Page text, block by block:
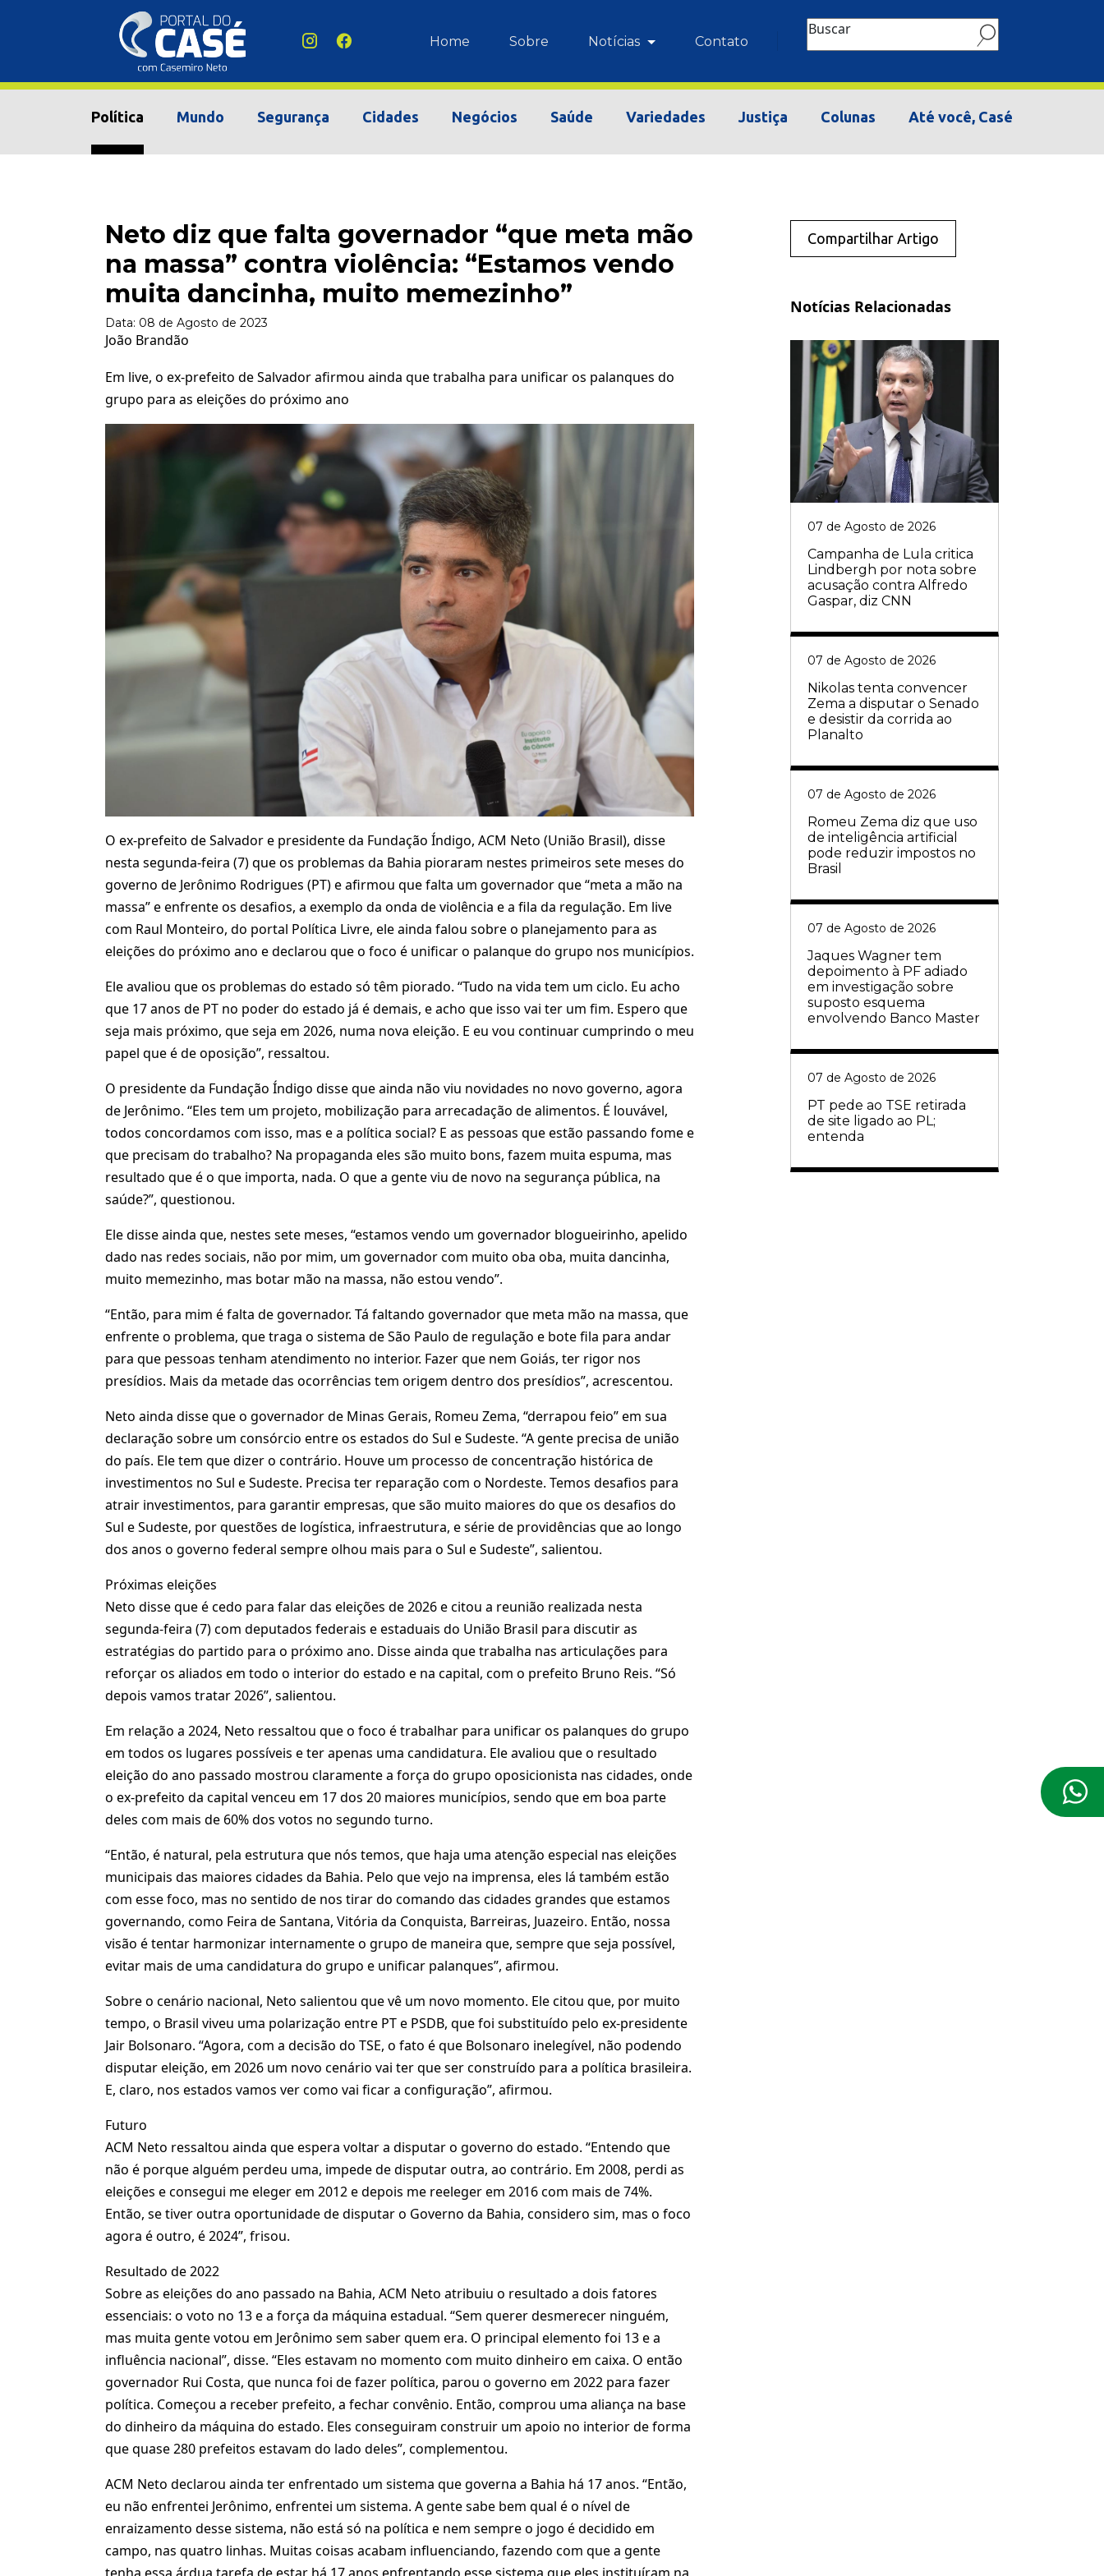
Home Sobre Notícias Contato
Buscar
Política Mundo Segurança Cidades Negócios Saúde Variedades Justiça Colunas Até você, Casé
Neto diz que falta governador “que meta mão
na massa” contra violência: “Estamos vendo
muita dancinha, muito memezinho”
Data: 08 de Agosto de 2023
João Brandão
Em live, o ex-prefeito de Salvador afirmou ainda que trabalha para unificar os palanques do
grupo para as eleições do próximo ano
O ex-prefeito de Salvador e presidente da Fundação Índigo, ACM Neto (União Brasil), disse
nesta segunda-feira (7) que os problemas da Bahia pioraram nestes primeiros sete meses do
governo de Jerônimo Rodrigues (PT) e afirmou que falta um governador que “meta a mão na
massa” e enfrente os desafios, a exemplo da onda de violência e a fila da regulação. Em live
com Raul Monteiro, do portal Política Livre, ele ainda falou sobre o planejamento para as
eleições do próximo ano e declarou que o foco é unificar o palanque do grupo nos municípios.
Ele avaliou que os problemas do estado só têm piorado. “Tudo na vida tem um ciclo. Eu acho
que 17 anos de PT no poder do estado já é demais, e acho que isso vai ter um fim. Espero que
seja mais próximo, que seja em 2026, numa nova eleição. E eu vou continuar cumprindo o meu
papel que é de oposição”, ressaltou.
O presidente da Fundação Índigo disse que ainda não viu novidades no novo governo, agora
de Jerônimo. “Eles tem um projeto, mobilização para arrecadação de alimentos. É louvável,
todos concordamos com isso, mas e a política social? E as pessoas que estão passando fome e
que precisam do trabalho? Na propaganda eles são muito bons, fazem muita espuma, mas
resultado que é o que importa, nada. O que a gente viu de novo na segurança pública, na
saúde?”, questionou.
Ele disse ainda que, nestes sete meses, “estamos vendo um governador blogueirinho, apelido
dado nas redes sociais, não por mim, um governador com muito oba oba, muita dancinha,
muito memezinho, mas botar mão na massa, não estou vendo”.
“Então, para mim é falta de governador. Tá faltando governador que meta mão na massa, que
enfrente o problema, que traga o sistema de São Paulo de regulação e bote fila para andar
para que pessoas tenham atendimento no interior. Fazer que nem Goiás, ter rigor nos
presídios. Mais da metade das ocorrências tem origem dentro dos presídios”, acrescentou.
Neto ainda disse que o governador de Minas Gerais, Romeu Zema, “derrapou feio” em sua
declaração sobre um consórcio entre os estados do Sul e Sudeste. “A gente precisa de união
do país. Ele tem que dizer o contrário. Houve um processo de concentração histórica de
investimentos no Sul e Sudeste. Precisa ter reparação com o Nordeste. Temos desafios para
atrair investimentos, para garantir empresas, que são muito maiores do que os desafios do
Sul e Sudeste, por questões de logística, infraestrutura, e série de providências que ao longo
dos anos o governo federal sempre olhou mais para o Sul e Sudeste”, salientou.
Próximas eleições
Neto disse que é cedo para falar das eleições de 2026 e citou a reunião realizada nesta
segunda-feira (7) com deputados federais e estaduais do União Brasil para discutir as
estratégias do partido para o próximo ano. Disse ainda que trabalha nas articulações para
reforçar os aliados em todo o interior do estado e na capital, com o prefeito Bruno Reis. “Só
depois vamos tratar 2026”, salientou.
Em relação a 2024, Neto ressaltou que o foco é trabalhar para unificar os palanques do grupo
em todos os lugares possíveis e ter apenas uma candidatura. Ele avaliou que o resultado
eleição do ano passado mostrou claramente a força do grupo oposicionista nas cidades, onde
o ex-prefeito da capital venceu em 17 dos 20 maiores municípios, sendo que em boa parte
deles com mais de 60% dos votos no segundo turno.
“Então, é natural, pela estrutura que nós temos, que haja uma atenção especial nas eleições
municipais das maiores cidades da Bahia. Pelo que vejo na imprensa, eles lá também estão
com esse foco, mas no sentido de nos tirar do comando das cidades grandes que estamos
governando, como Feira de Santana, Vitória da Conquista, Barreiras, Juazeiro. Então, nossa
visão é tentar harmonizar internamente o grupo de maneira que, sempre que seja possível,
evitar mais de uma candidatura do grupo e unificar palanques”, afirmou.
Sobre o cenário nacional, Neto salientou que vê um novo momento. Ele citou que, por muito
tempo, o Brasil viveu uma polarização entre PT e PSDB, que foi substituído pelo ex-presidente
Jair Bolsonaro. “Agora, com a decisão do TSE, o fato é que Bolsonaro inelegível, não podendo
disputar eleição, em 2026 um novo cenário vai ter que ser construído para a política brasileira.
E, claro, nos estados vamos ver como vai ficar a configuração”, afirmou.
Futuro
ACM Neto ressaltou ainda que espera voltar a disputar o governo do estado. “Entendo que
não é porque alguém perdeu uma, impede de disputar outra, ao contrário. Em 2008, perdi as
eleições e consegui me eleger em 2012 e depois me reeleger em 2016 com mais de 74%.
Então, se tiver outra oportunidade de disputar o Governo da Bahia, considero sim, mas o foco
agora é outro, é 2024”, frisou.
Resultado de 2022
Sobre as eleições do ano passado na Bahia, ACM Neto atribuiu o resultado a dois fatores
essenciais: o voto no 13 e a força da máquina estadual. “Sem querer desmerecer ninguém,
mas muita gente votou em Jerônimo sem saber quem era. O principal elemento foi 13 e a
influência nacional”, disse. “Eles estavam no momento com muito dinheiro em caixa. O então
governador Rui Costa, que nunca foi de fazer política, parou o governo em 2022 para fazer
política. Começou a receber prefeito, a fechar convênio. Então, comprou uma aliança na base
do dinheiro da máquina do estado. Eles conseguiram construir um apoio no interior de forma
que quase 280 prefeitos estavam do lado deles”, complementou.
ACM Neto declarou ainda ter enfrentado um sistema que governa a Bahia há 17 anos. “Então,
eu não enfrentei Jerônimo, enfrentei um sistema. A gente sabe bem qual é o nível de
enraizamento desse sistema, não está só na política e nem sempre o jogo é decidido em
campo, nas quatro linhas. Muitas coisas acabam influenciando, fazendo com que a gente
Compartilhar Artigo
Notícias Relacionadas
07 de Agosto de 2026
Campanha de Lula critica
Lindbergh por nota sobre
acusação contra Alfredo
Gaspar, diz CNN
07 de Agosto de 2026
Nikolas tenta convencer
Zema a disputar o Senado
e desistir da corrida ao
Planalto
07 de Agosto de 2026
Romeu Zema diz que uso
de inteligência artificial
pode reduzir impostos no
Brasil
07 de Agosto de 2026
Jaques Wagner tem
depoimento à PF adiado
em investigação sobre
suposto esquema
envolvendo Banco Master
07 de Agosto de 2026
PT pede ao TSE retirada
de site ligado ao PL;
entenda